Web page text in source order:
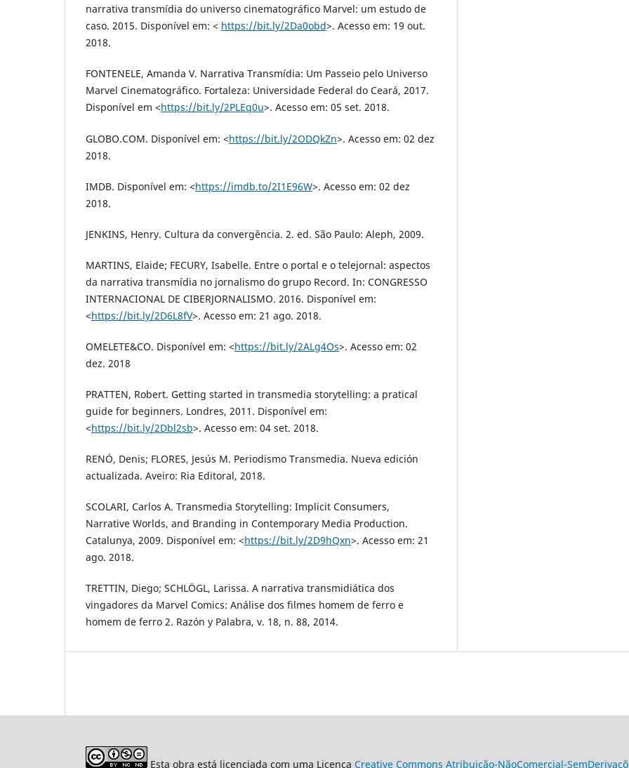
narrativa transmídia do universo cinematográfico Marvel: um estudo de
caso. 2015. Disponível em: < https://bit.ly/2Da0obd>. Acesso em: 19 out.
2018.
FONTENELE, Amanda V. Narrativa Transmídia: Um Passeio pelo Universo
Marvel Cinematográfico. Fortaleza: Universidade Federal do Ceará, 2017.
Disponível em <https://bit.ly/2PLEq0u>. Acesso em: 05 set. 2018.
GLOBO.COM. Disponível em: <https://bit.ly/2ODQkZn>. Acesso em: 02 dez
2018.
IMDB. Disponível em: <https://imdb.to/2I1E96W>. Acesso em: 02 dez
2018.
JENKINS, Henry. Cultura da convergência. 2. ed. São Paulo: Aleph, 2009.
MARTINS, Elaide; FECURY, Isabelle. Entre o portal e o telejornal: aspectos
da narrativa transmídia no jornalismo do grupo Record. In: CONGRESSO
INTERNACIONAL DE CIBERJORNALISMO. 2016. Disponível em:
<https://bit.ly/2D6L8fV>. Acesso em: 21 ago. 2018.
OMELETE&CO. Disponível em: <https://bit.ly/2ALg4Os>. Acesso em: 02
dez. 2018
PRATTEN, Robert. Getting started in transmedia storytelling: a pratical
guide for beginners. Londres, 2011. Disponível em:
<https://bit.ly/2Dbl2sb>. Acesso em: 04 set. 2018.
RENÓ, Denis; FLORES, Jesús M. Periodismo Transmedia. Nueva edición
actualizada. Aveiro: Ria Editoral, 2018.
SCOLARI, Carlos A. Transmedia Storytelling: Implicit Consumers,
Narrative Worlds, and Branding in Contemporary Media Production.
Catalunya, 2009. Disponível em: <https://bit.ly/2D9hQxn>. Acesso em: 21
ago. 2018.
TRETTIN, Diego; SCHLÖGL, Larissa. A narrativa transmidiática dos
vingadores da Marvel Comics: Análise dos filmes homem de ferro e
homem de ferro 2. Razón y Palabra, v. 18, n. 88, 2014.
Esta obra está licenciada com uma Licença Creative Commons Atribuição-NãoComercial-